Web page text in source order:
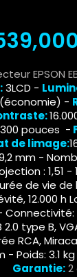
EPSON
3LCD -
-
pouces -
de limage:
mm -
: 1,51 -
de vie de
12.000 h
2.0 type B,
RCA,
- Poids: 3.1
Garantie:2